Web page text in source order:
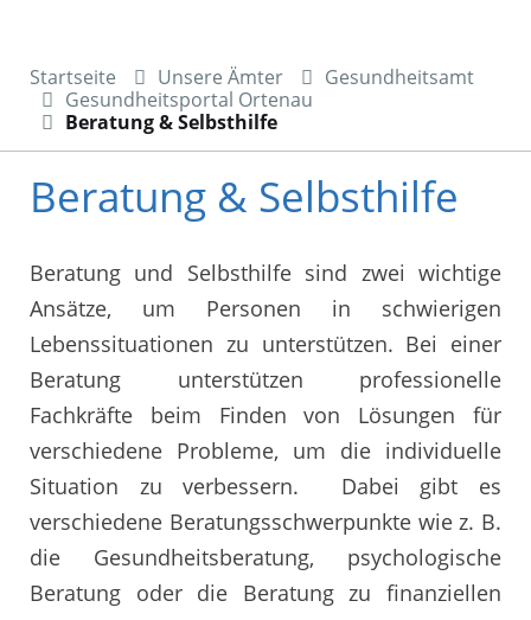
Startseite Unsere Ämter
Gesundheitsamt
Gesundheitsportal Ortenau
Beratung & Selbsthilfe
Beratung & Selbsthilfe
Beratung und Selbsthilfe sind zwei wichtige
Ansätze, um Personen in schwierigen
Lebenssituationen zu unterstützen. Bei einer
Beratung unterstützen professionelle
Fachkräfte beim Finden von Lösungen für
verschiedene Probleme, um die individuelle
Situation zu verbessern. Dabei gibt es
verschiedene Beratungsschwerpunkte wie z. B.
die Gesundheitsberatung, psychologische
Beratung oder die Beratung zu finanziellen